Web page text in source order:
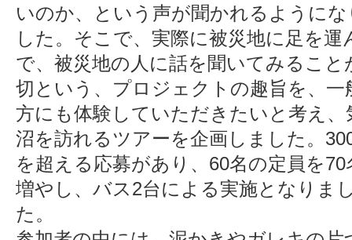
いのか、という声が聞かれるように
した。そこで、実際に被災地に足を運
で、被災地の人に話を聞いてみること
切という、プロジェクトの趣旨を、一
方にも体験していただきたいと考え、
沼を訪れるツアーを企画しました。
を超える応募があり、60名の定員を70
増やし、バス2台による実施となりま
た。